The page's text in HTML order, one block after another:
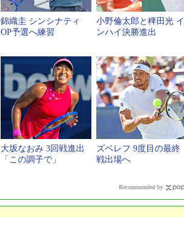
錦織圭 シンシナティ
OP予選へ練習
小野倫太郎と稗田光 イ
ンハイ決勝進出
大坂なおみ 3回戦進出
「この調子で」
ズベレフ 9度目の最終
戦出場へ
Recommended by